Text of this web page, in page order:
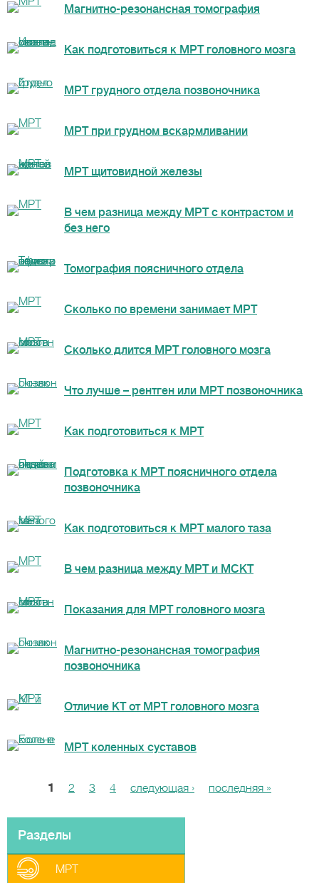
Магнитно-резонансная томография
Как подготовиться к МРТ головного мозга
МРТ грудного отдела позвоночника
МРТ при грудном вскармливании
МРТ щитовидной железы
В чем разница между МРТ с контрастом и
без него
Томография поясничного отдела
Сколько по времени занимает МРТ
Сколько длится МРТ головного мозга
Что лучше – рентген или МРТ позвоночника
Как подготовиться к МРТ
Подготовка к МРТ поясничного отдела
позвоночника
Как подготовиться к МРТ малого таза
В чем разница между МРТ и МСКТ
Показания для МРТ головного мозга
Магнитно-резонансная томография
позвоночника
Отличие КТ от МРТ головного мозга
МРТ коленных суставов
т
а
1 2 3 4 следующая › последняя »
Разделы
МРТ